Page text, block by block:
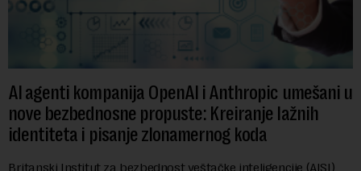
AI agenti kompanija OpenAI i Anthropic umešani u
nove bezbednosne propuste: Kreiranje lažnih
identiteta i pisanje zlonamernog koda
Britanski Institut za bezbednost veštačke inteligencije (AISI)